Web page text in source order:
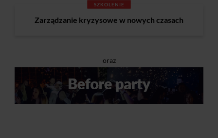
SZKOLENIE
Zarządzanie kryzysowe w nowych czasach
oraz